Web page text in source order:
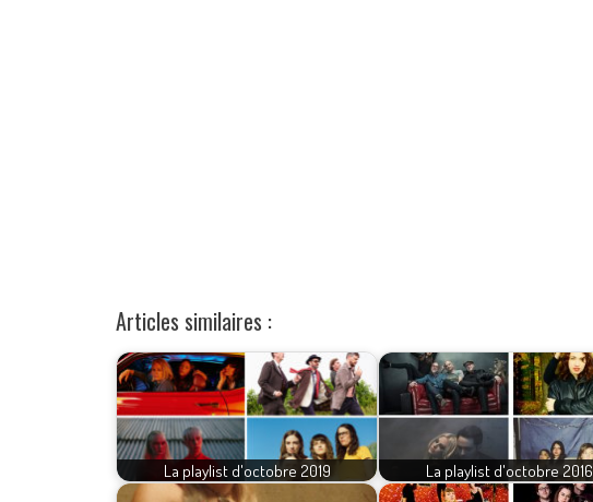
Articles similaires :
La playlist d'octobre 2019 La playlist d'octobre 2016